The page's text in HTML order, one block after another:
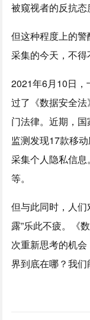
被窥视者的反抗态
但这种程度上的
采集的今天，不得
2021年6月10日，
过了《数据安全
门法律。近期，
监测发现17款移
采集个人隐私信息
等。
但与此同时，人们
露”乐此不疲。《
次重新思考的机
界到底在哪？我